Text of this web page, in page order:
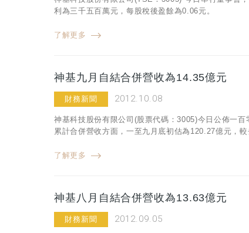
利為三千五百萬元，每股稅後盈餘為0.06元。
了解更多
神基九月自結合併營收為14.35億元
財務新聞 2012.10.08
神基科技股份有限公司(股票代碼：3005)今日公佈一
累計合併營收方面，一至九月底初估為120.27億元，
了解更多
神基八月自結合併營收為13.63億元
財務新聞 2012.09.05